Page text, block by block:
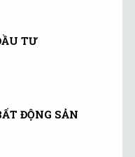
TƯ
ĐỘNG SẢN